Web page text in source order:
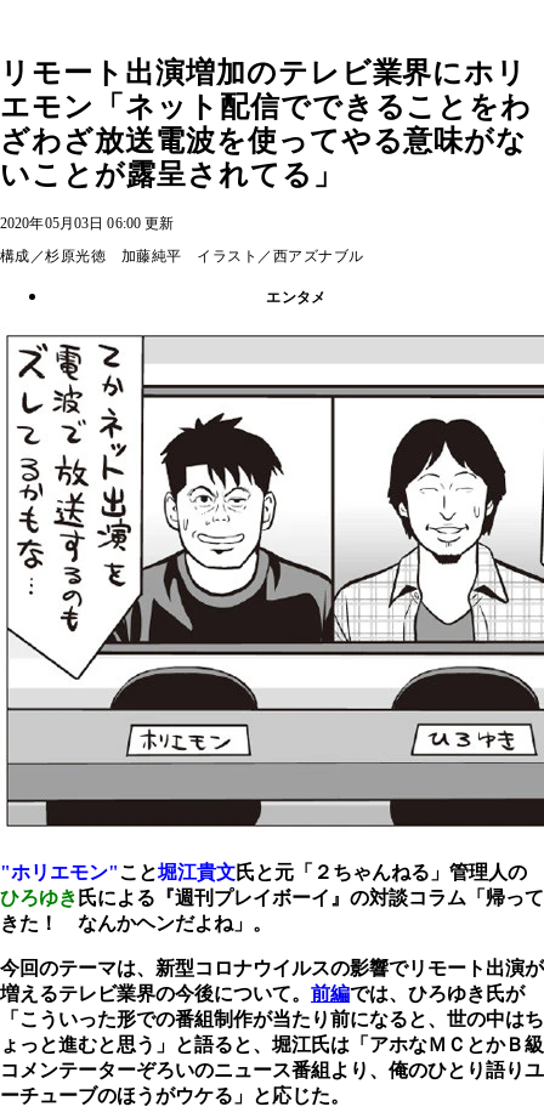
リモート出演増加のテレビ業界にホリ
エモン「ネット配信でできることをわ
ざわざ放送電波を使ってやる意味がな
いことが露呈されてる」
2020年05月03日 06:00 更新
構成／杉原光徳 加藤純平 イラスト／西アズナブル
エンタメ
"ホリエモン"こと堀江貴文氏と元「２ちゃんねる」管理人の
ひろゆき 氏による『週刊プレイボーイ』の対談コラム「帰って
きた！ なんかヘンだよね」。
今回のテーマは、新型コロナウイルスの影響でリモート出演が
増えるテレビ業界の今後について。 前編では、ひろゆき氏が
「こういった形での番組制作が当たり前になると、世の中はち
ょっと進むと思う」と語ると、堀江氏は「アホなＭＣとかＢ級
コメンテーターぞろいのニュース番組より、俺のひとり語りユ
ーチューブのほうがウケる」と応じた。